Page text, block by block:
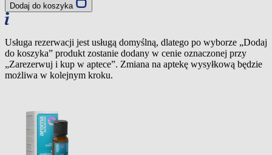
Dodaj do koszyka
Usługa rezerwacji jest usługą domyślną, dlatego po wyborze „Dodaj
do koszyka” produkt zostanie dodany w cenie oznaczonej przy
„Zarezerwuj i kup w aptece”. Zmiana na aptekę wysyłkową będzie
możliwa w kolejnym kroku.